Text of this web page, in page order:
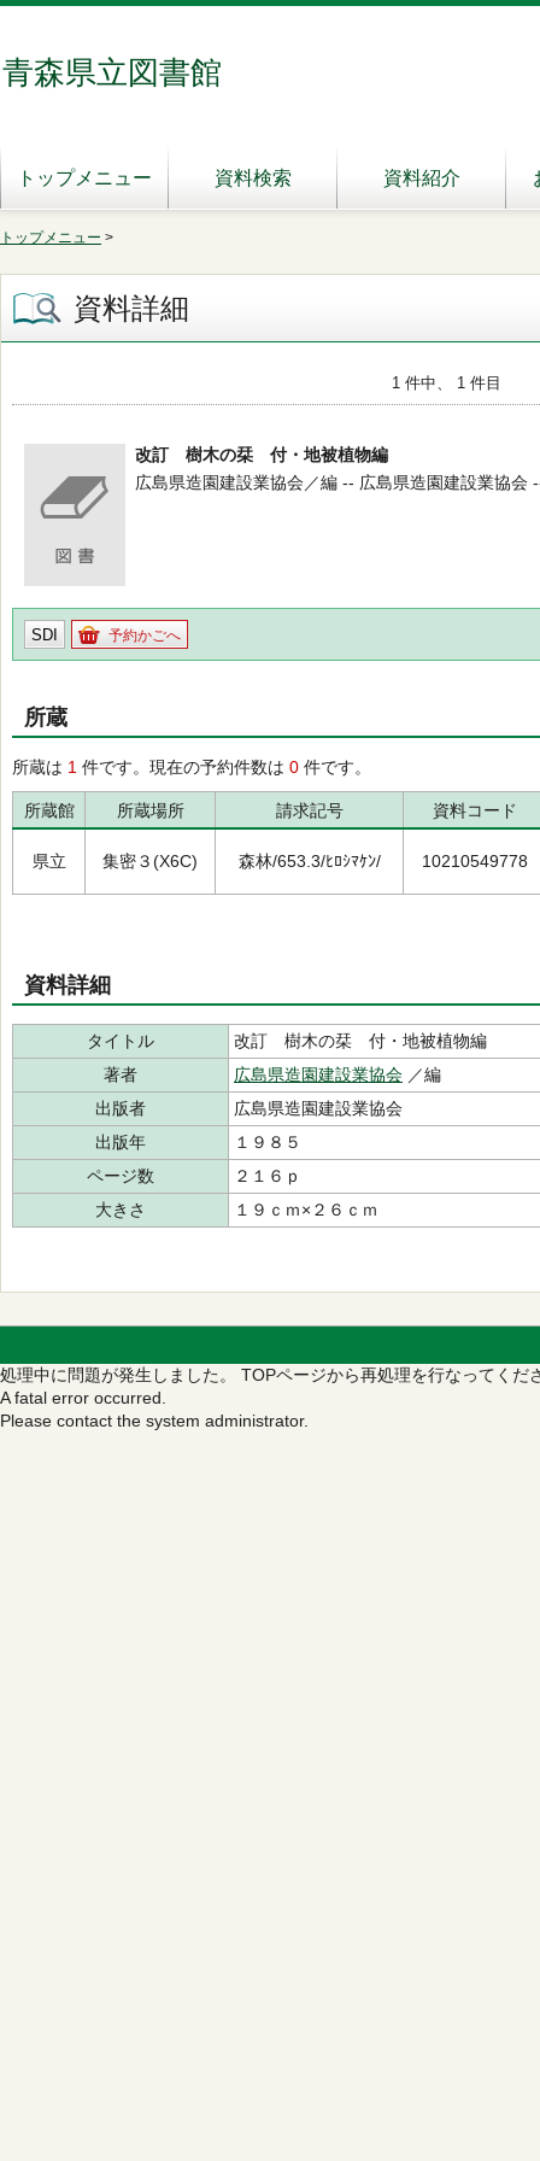
青森県立図書館
トップメニュー 資料検索 資料紹介
トップメニュー >
資料詳細
1 件中、 1 件目
改訂 樹木の栞 付・地被植物編
広島県造園建設業協会／編 -- 広島県造園建設業協会
SDI 予約かごへ
所蔵
所蔵は 1 件です。現在の予約件数は 0 件です。
所蔵館 所蔵場所 請求記号 資料コード
県立 集密３(X6C) 森林/653.3/ﾋﾛｼﾏｹﾝ/ 10210549778
資料詳細
タイトル
改訂 樹木の栞 付・地被植物編
著者
広島県造園建設業協会 ／編
出版者
広島県造園建設業協会
出版年
１９８５
ページ数
２１６ｐ
大きさ
１９ｃｍ×２６ｃｍ
処理中に問題が発生しました。 TOPページから再処理を行なってくだ
A fatal error occurred.
Please contact the system administrator.